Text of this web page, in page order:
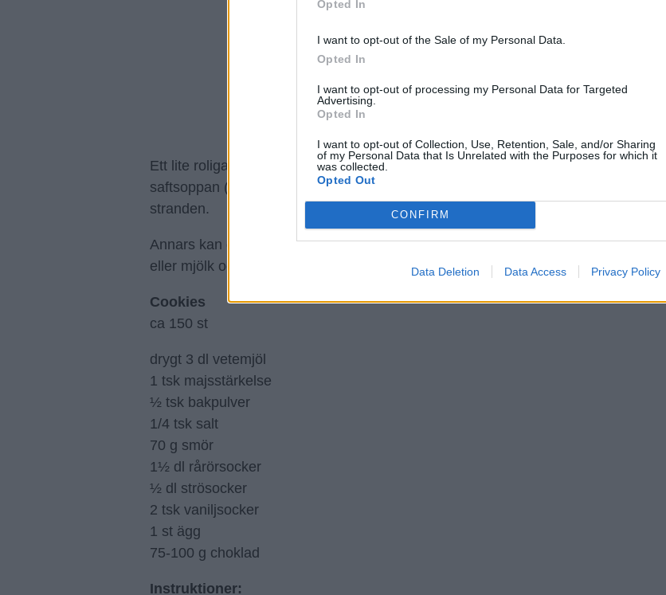
Opted In
I want to opt-out of the Sale of my Personal Data.
Opted In
I want to opt-out of processing my Personal Data for Targeted
Advertising.
Opted In
I want to opt-out of Collection, Use, Retention, Sale, and/or Sharing
of my Personal Data that Is Unrelated with the Purposes for which it
was collected.
Opted Out
CONFIRM
Data Deletion Data Access Privacy Policy
Ett lite roligare tillbehör till glassen i sommar, istället för mandelbiskvier till
saftsoppan (äter någon det fortfarande?) eller bara som de är som fika till
stranden.
Annars kan du vara bjuda på en skål med minikakor tillsammans med yoghurt
eller mjölk och servera dem som frukostflingor. Jag vet, helt vansinnigt.
Cookies
ca 150 st
drygt 3 dl vetemjöl
1 tsk majsstärkelse
½ tsk bakpulver
1/4 tsk salt
70 g smör
1½ dl rårörsocker
½ dl strösocker
2 tsk vaniljsocker
1 st ägg
75-100 g choklad
Instruktioner: